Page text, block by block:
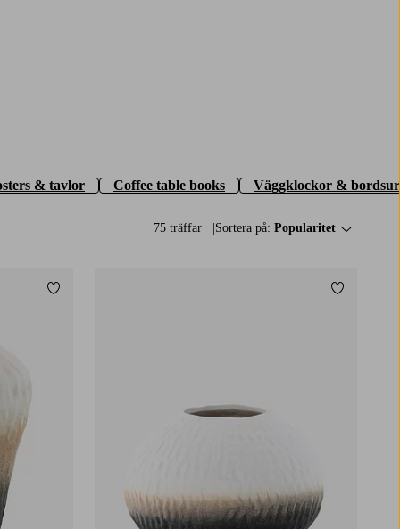
& tavlor Coffee table books Väggklockor & bordsur
75 träffar Sortera på: Popularitet
Lägg till i favoriter Lägg till i